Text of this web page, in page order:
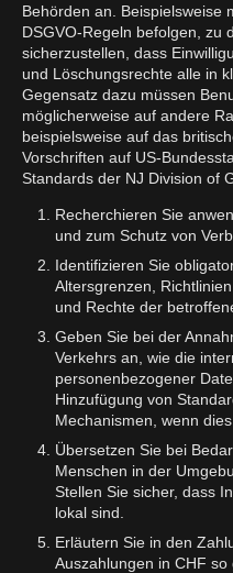
Behörden an. Beispielsweise
DSGVO-Regeln befolgen, zu
sicherzustellen, dass
und Löschungsrechte alle in
Gegensatz dazu müssen
möglicherweise auf andere
beispielsweise auf das
Vorschriften auf US-
Standards der NJ Division of
Recherchieren Sie
und zum Schutz von
Identifizieren Sie
Altersgrenzen,
und Rechte der
Geben Sie bei der
Verkehrs an, wie die
personenbezogener
Hinzufügung von
Mechanismen, wenn
Übersetzen Sie bei
Menschen in der
Stellen Sie sicher, dass
lokal sind.
Erläutern Sie in den
Auszahlungen in CHF